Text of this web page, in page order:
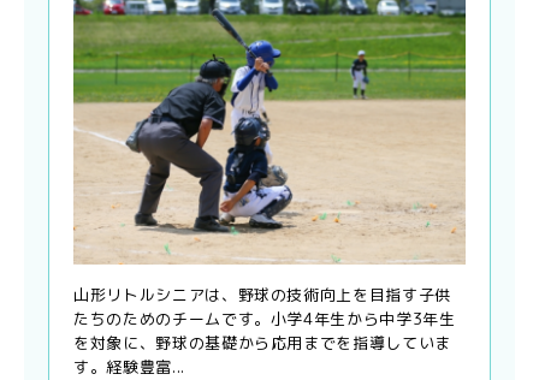
山形リトルシニアは、野球の技術向上を目指す子供
たちのためのチームです。小学4年生から中学3年生
を対象に、野球の基礎から応用までを指導していま
す。経験豊富...